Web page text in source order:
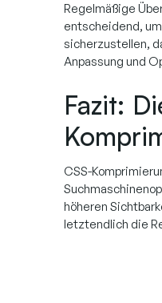
Regelmäßige
entscheidend,
sicherzustellen,
Anpassung und
Fazit:
CSS-
höheren
letztendlich die